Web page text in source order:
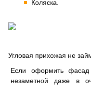
Коляска.
Угловая прихожая не
Если оформить фасад
незаметной даже в